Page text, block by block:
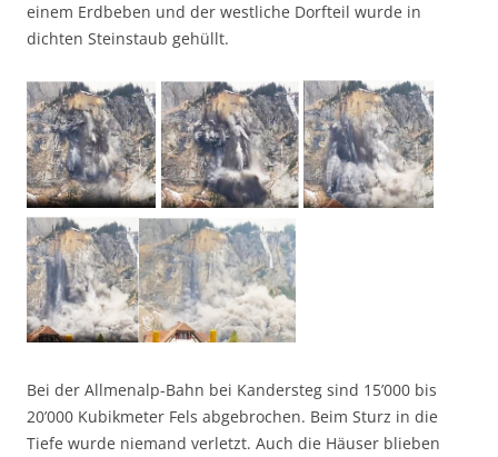
einem Erdbeben und der westliche Dorfteil wurde in
dichten Steinstaub gehüllt.
Bei der Allmenalp-Bahn bei Kandersteg sind 15’000 bis
20’000 Kubikmeter Fels abgebrochen. Beim Sturz in die
Tiefe wurde niemand verletzt. Auch die Häuser blieben